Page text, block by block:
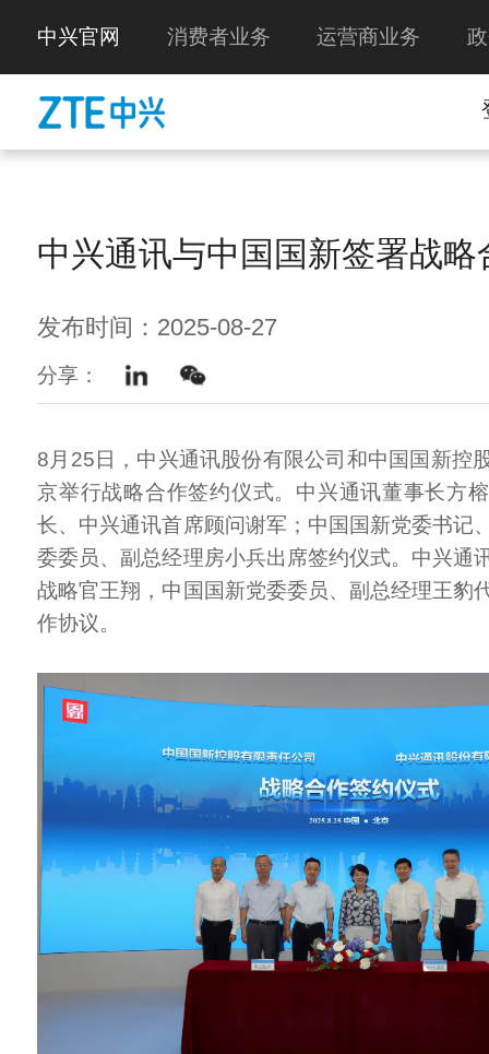
中兴官网 消费者业务 运营商业务
中兴通讯与中国国新签署战略
发布时间：2025-08-27
分享：
8月25日，中兴通讯股份有限公司和中国国新控
京举行战略合作签约仪式。中兴通讯董事长方
长、中兴通讯首席顾问谢军；中国国新党委书记
委委员、副总经理房小兵出席签约仪式。中兴通
战略官王翔，中国国新党委委员、副总经理王豹
作协议。